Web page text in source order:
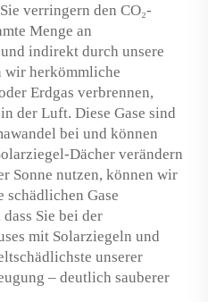
verringern den CO₂-
Menge an
indirekt durch unsere
wir herkömmliche
Erdgas verbrennen,
der Luft. Diese Gase sind
bei und können
Dächer verändern
Sonne nutzen, können wir
schädlichen Gase
Sie bei der
mit Solarziegeln und
unserer
– deutlich sauberer